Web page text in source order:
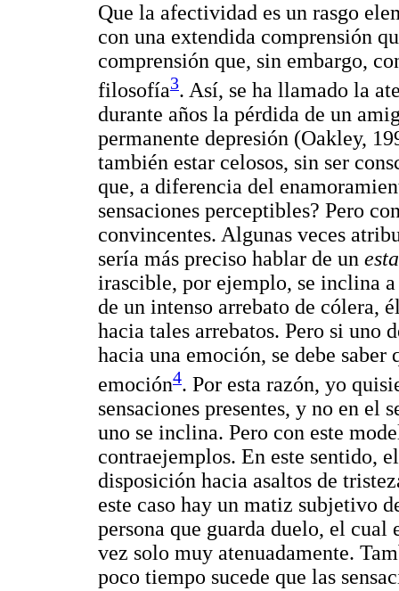
Que la afectividad es un rasgo
con una extendida comprensión
comprensión que, sin embargo,
filosofía3. Así, se ha llamado la
durante años la pérdida de un
permanente depresión (Oakley,
también estar celosos, sin ser
que, a diferencia del
sensaciones perceptibles? Pero
convincentes. Algunas veces
sería más preciso hablar de un
irascible, por ejemplo, se inclina
de un intenso arrebato de cólera,
hacia tales arrebatos. Pero si uno
hacia una emoción, se debe
emoción4. Por esta razón, yo
sensaciones presentes, y no en el
uno se inclina. Pero con este
contraejemplos. En este sentido,
disposición hacia asaltos de
este caso hay un matiz subjetivo
persona que guarda duelo, el
vez solo muy atenuadamente.
poco tiempo sucede que las